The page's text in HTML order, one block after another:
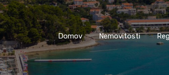
Domov Nemovitosti
Domov Nemovitosti